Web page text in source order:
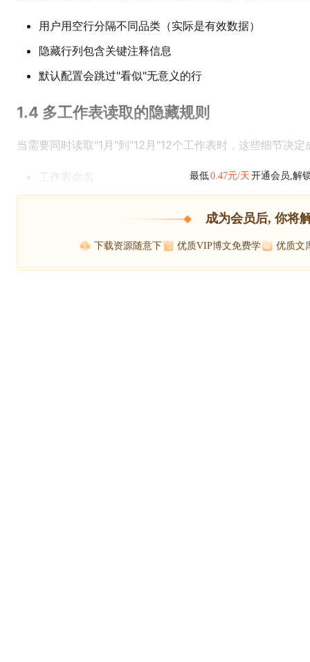
用户用空行分隔不同品类（实际是有效数据）
隐藏行列包含关键注释信息
默认配置会跳过"看似"无意义的行
1.4 多工作表读取的隐藏规则
当需要同时读取"1月"到"12月"12个工作表时，这些细节决定
工作表命名 最低0.47元/天 开通会员,解
成为会员后, 你将
下载资源随意下 优质VIP博文免费学 优质文